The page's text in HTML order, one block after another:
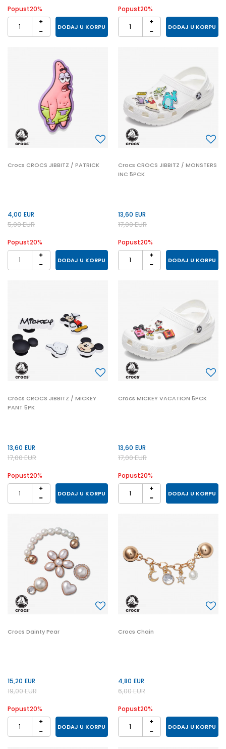
Popust20%
DODAJ U KORPU
Popust20%
DODAJ U KORPU
Crocs CROCS JIBBITZ / PATRICK
4,00 EUR
5,00EUR
Popust20%
DODAJ U KORPU
Crocs CROCS JIBBITZ / MONSTERS
INC 5PCK
13,60 EUR
17,00EUR
Popust20%
DODAJ U KORPU
Crocs CROCS JIBBITZ / MICKEY
PANT 5PK
13,60 EUR
17,00EUR
Popust20%
DODAJ U KORPU
Crocs MICKEY VACATION 5PCK
13,60 EUR
17,00EUR
Popust20%
DODAJ U KORPU
Crocs Dainty Pear
15,20 EUR
19,00EUR
Popust20%
DODAJ U KORPU
Crocs Chain
4,80 EUR
6,00EUR
Popust20%
DODAJ U KORPU